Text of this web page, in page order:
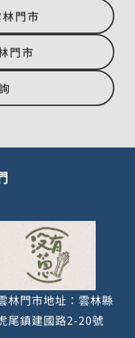
門市
門市
林門市地址：雲林縣
尾鎮建國路2-20號